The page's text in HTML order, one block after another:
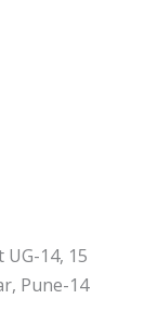
14, 15
Pune-14